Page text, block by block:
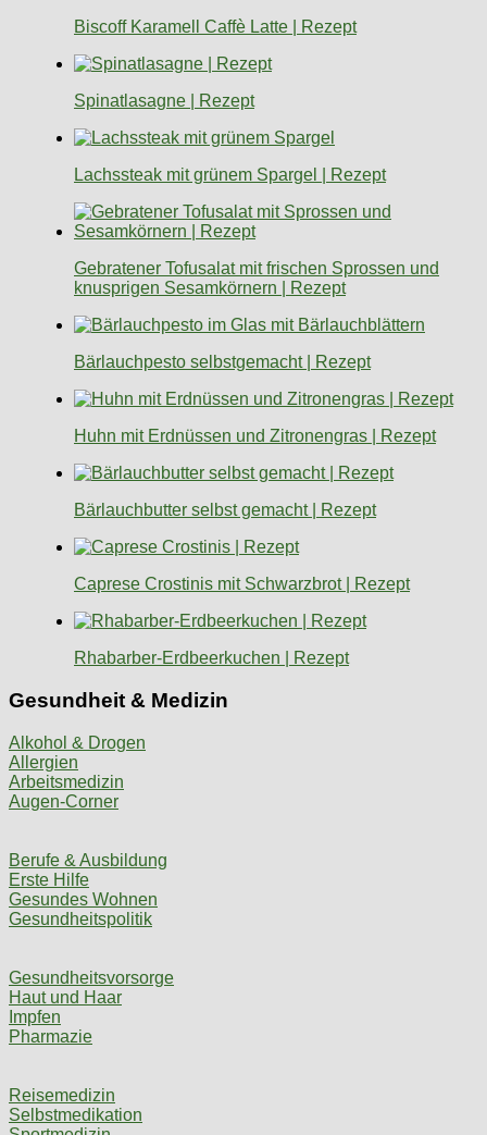
Biscoff Karamell Caffè Latte | Rezept
Spinatlasagne | Rezept
Lachssteak mit grünem Spargel | Rezept
Gebratener Tofusalat mit frischen Sprossen und
knusprigen Sesamkörnern | Rezept
Bärlauchpesto selbstgemacht | Rezept
Huhn mit Erdnüssen und Zitronengras | Rezept
Bärlauchbutter selbst gemacht | Rezept
Caprese Crostinis mit Schwarzbrot | Rezept
Rhabarber-Erdbeerkuchen | Rezept
Gesundheit & Medizin
Alkohol & Drogen
Allergien
Arbeitsmedizin
Augen-Corner
Berufe & Ausbildung
Erste Hilfe
Gesundes Wohnen
Gesundheitspolitik
Gesundheitsvorsorge
Haut und Haar
Impfen
Pharmazie
Reisemedizin
Selbstmedikation